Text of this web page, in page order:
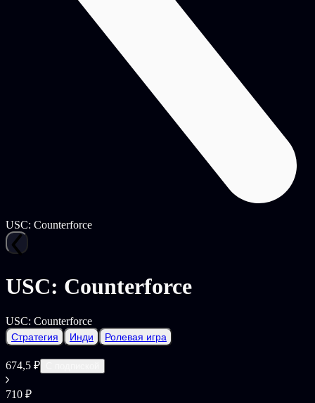
USC: Counterforce
USC: Counterforce
USC: Counterforce
Стратегия Инди Ролевая игра
674,5 ₽
710 ₽